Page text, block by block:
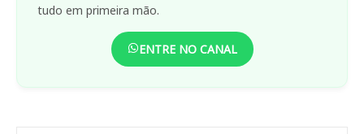
tudo em primeira mão.
ENTRE NO CANAL